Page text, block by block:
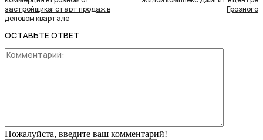
застройщика: старт продаж в
деловом квартале
Грозного
ОСТАВЬТЕ ОТВЕТ
Пожалуйста, введите ваш комментарий!